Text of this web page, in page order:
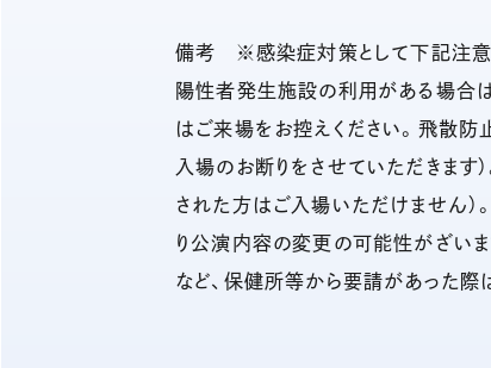
備考 ※感染症対策として下記注意
陽性者発生施設の利用がある場合
はご来場をお控えください。飛散防
入場のお断りをさせていただきま
された方はご入場いただけません
り公演内容の変更の可能性がざい
など、保健所等から要請があった